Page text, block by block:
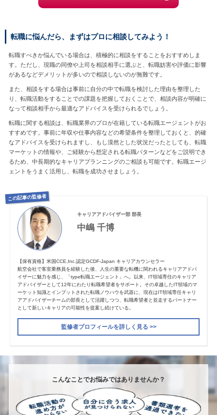
転職に悩んだら、まずはプロに相談してみよう！
転職すべきか悩んでいる場合は、積極的に相談をすることをおすすめしま
す。ただし、現職の同僚や上司を相談相手に選ぶと、転職妨害や評価に影響
があるなどデメリットが多いので相談しないのが無難です。
また、相談をする場合は事前に自分の中で転職を検討した理由を整理した
り、転職活動をすることでの課題を把握しておくことで、相談内容が明確に
なって相談相手から最適なアドバイスを受けられるでしょう。
転職に関する相談は、転職業界のプロが在籍している転職エージェントがお
すすめです。事前に年収や仕事内容などの希望条件を整理しておくと、的確
なアドバイスを受けられますし、もし漠然とした状況だったとしても、転職
マーケットの情報や、ご経験から想定される転職パターンなどをご説明でき
るため、中長期的なキャリアプランニングのご相談も可能です。転職エージ
ェントをうまく活用し、転職を成功させましょう。
この記事の監修者
キャリアアドバイザー部 部長
中嶋 千博
【保有資格】米国CCE,Inc.認定GCDF-Japan キャリアカウンセラー
航空会社で客室乗務員を経験した後、人生の重要な転機に関われるキャリアアドバ
イザーに魅力を感じ、「type転職エージェント」へ。以来、IT領域専任のキャリア
アドバイザーとして12年にわたり転職希望者をサポート。その卓越したIT領域のマ
ーケット知識とインプットされた転職ノウハウを武器に、現在はIT領域専任キャリ
アアドバイザーチームの部長として活躍しつつ、転職希望者と並走するパートナー
として新しいキャリアの可能性を提案し続けている。
監修者プロフィールを詳しく見る >>
こんなことでお悩みではありませんか？